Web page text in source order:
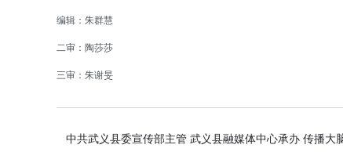
编辑：朱群慧
二审：陶莎莎
三审：朱谢旻
中共武义县委宣传部主管 武义县融媒体中心承办 传播大